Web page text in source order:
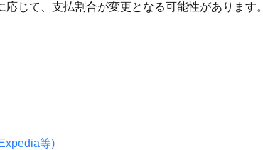
じて、支払割合が変更となる可能性があります。
等)